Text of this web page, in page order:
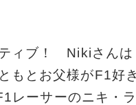
ィブ！ Nikiさんは
もとお父様がF1好
レーサーのニキ・